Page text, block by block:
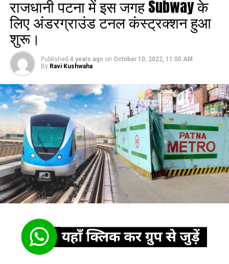
राजधानी पटना में इस जगह Subway के
लिए अंडरग्राउंड टनल कंस्ट्रक्शन हुआ
शुरू।
Published 4 years ago on October 10, 2022, 11:00 AM
By Ravi Kushwaha